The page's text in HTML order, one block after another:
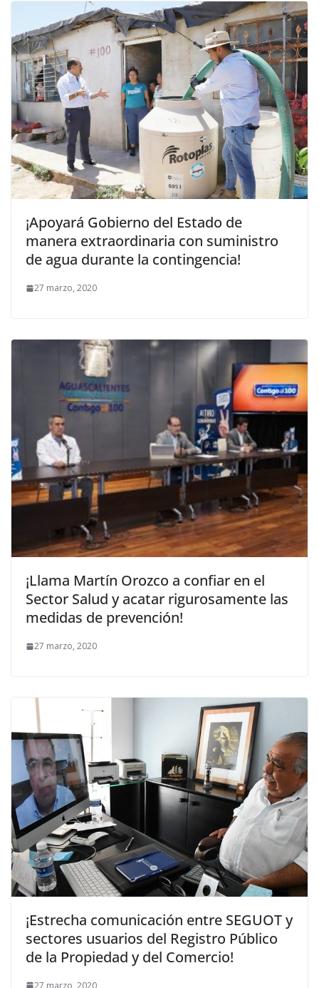
¡Apoyará Gobierno del Estado de
manera extraordinaria con suministro
de agua durante la contingencia!
27 marzo, 2020
¡Llama Martín Orozco a confiar en el
Sector Salud y acatar rigurosamente las
medidas de prevención!
27 marzo, 2020
¡Estrecha comunicación entre SEGUOT y
sectores usuarios del Registro Público
de la Propiedad y del Comercio!
27 marzo, 2020